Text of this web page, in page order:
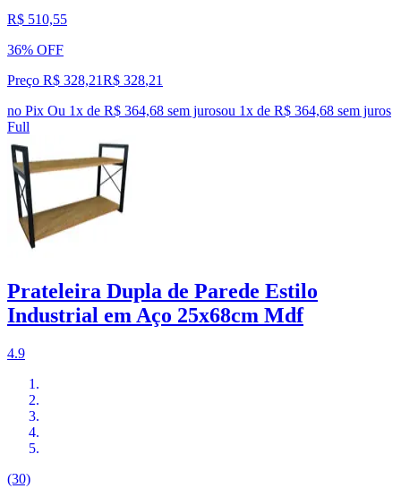
R$ 510,55
36% OFF
Preço R$ 328,21R$ 328,21
no Pix Ou 1x de R$ 364,68 sem jurosou 1x de R$ 364,68 sem juros
Full
Prateleira Dupla de Parede Estilo
Industrial em Aço 25x68cm Mdf
4.9
(30)